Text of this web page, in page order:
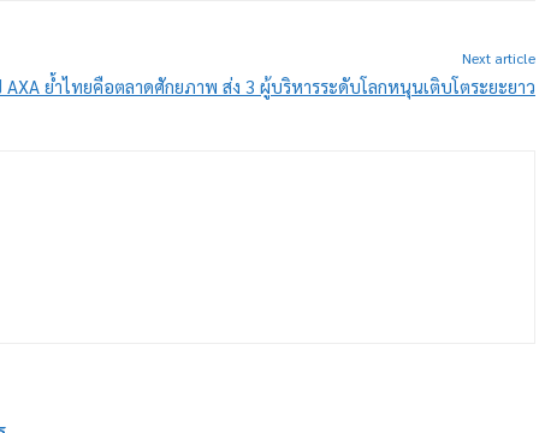
Next article
ย้ำไทยคือตลาดศักยภาพ ส่ง 3 ผู้บริหารระดับโลกหนุนเติบโตระยะยาว